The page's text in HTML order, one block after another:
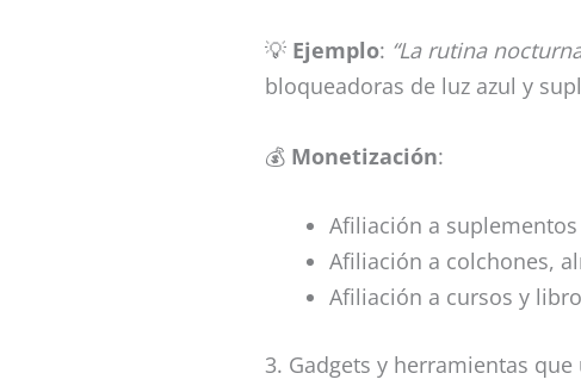
💡 Ejemplo: “La rutina
bloqueadoras de luz azul y
💰 Monetización:
Afiliación a
Afiliación a colchones,
Afiliación a cursos y
3. Gadgets y herramientas